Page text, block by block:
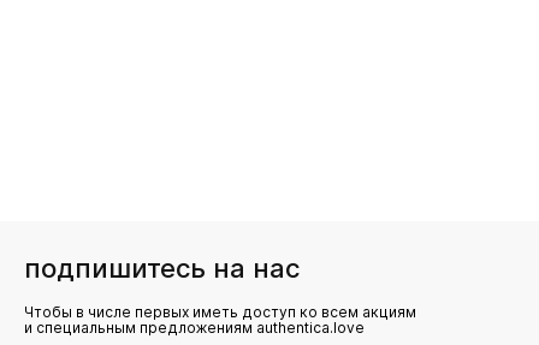
подпишитесь на нас
Чтобы в числе первых иметь доступ ко всем акциям
и специальным предложениям authentica.love